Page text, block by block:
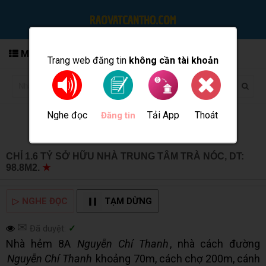
Trang web đăng tin không cần tài khoản
Nghe đọc Đăng tin Tải App Thoát
MENU
CHỈ 1.6 TỶ SỞ HỮU NHÀ TRUNG TÂM TRÀ NÓC, DT:
98.8M2. ★
▷ NGHE ĐỌC TẠM DỪNG
✉ Đã duyệt: ✓
Nhà hẻm 8A Nguyễn Chí Thanh, nhà cách đường
Nguyễn Chí Thanh khoảng 70m, cách chợ 200m, cánh